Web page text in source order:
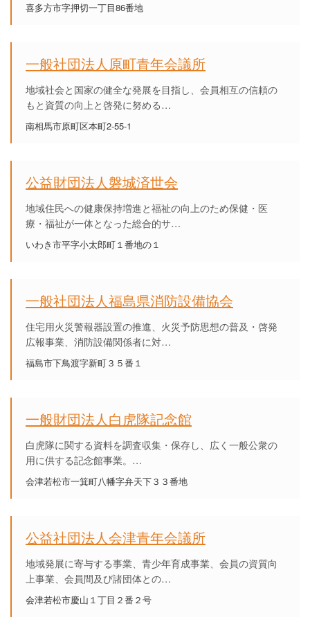
喜多方市字押切一丁目86番地
一般社団法人原町青年会議所
地域社会と国家の健全な発展を目指し、会員相互の信頼の
もと資質の向上と啓発に努める…
南相馬市原町区本町2-55-1
公益財団法人磐城済世会
地域住民への健康保持増進と福祉の向上のため保健・医
療・福祉が一体となった総合的サ…
いわき市平字小太郎町１番地の１
一般社団法人福島県消防設備協会
住宅用火災警報器設置の推進、火災予防思想の普及・啓発
広報事業、消防設備関係者に対…
福島市下鳥渡字新町３５番１
一般財団法人白虎隊記念館
白虎隊に関する資料を調査収集・保存し、広く一般公衆の
用に供する記念館事業。…
会津若松市一箕町八幡字弁天下３３番地
公益社団法人会津青年会議所
地域発展に寄与する事業、青少年育成事業、会員の資質向
上事業、会員間及び諸団体との…
会津若松市慶山１丁目２番２号